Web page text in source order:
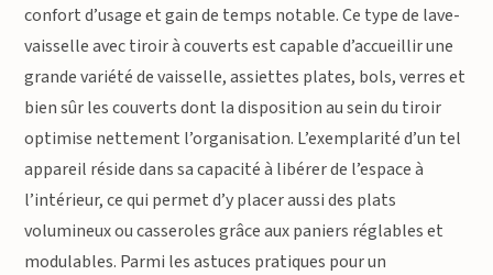
confort d’usage et gain de temps notable. Ce type de lave-
vaisselle avec tiroir à couverts est capable d’accueillir une
grande variété de vaisselle, assiettes plates, bols, verres et
bien sûr les couverts dont la disposition au sein du tiroir
optimise nettement l’organisation. L’exemplarité d’un tel
appareil réside dans sa capacité à libérer de l’espace à
l’intérieur, ce qui permet d’y placer aussi des plats
volumineux ou casseroles grâce aux paniers réglables et
modulables. Parmi les astuces pratiques pour un